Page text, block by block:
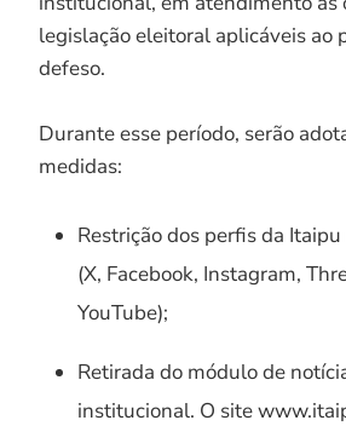
legislação eleitoral aplicáveis ao
defeso.
Durante esse período, serão
medidas:
Restrição dos perfis da
(X, Facebook, Instagram,
YouTube);
Retirada do módulo de
institucional. O site